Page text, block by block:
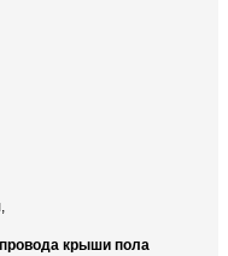
,
крыши пола